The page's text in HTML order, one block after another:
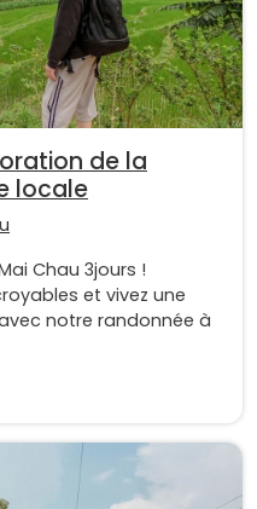
de la
locale
Chau 3jours !
et vivez une
notre randonnée à